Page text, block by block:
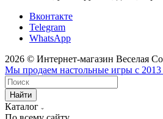
Вконтакте
Telegram
WhatsApp
2026 © Интернет-магазин Веселая
Мы продаем настольные игры с 2013
Найти
Каталог